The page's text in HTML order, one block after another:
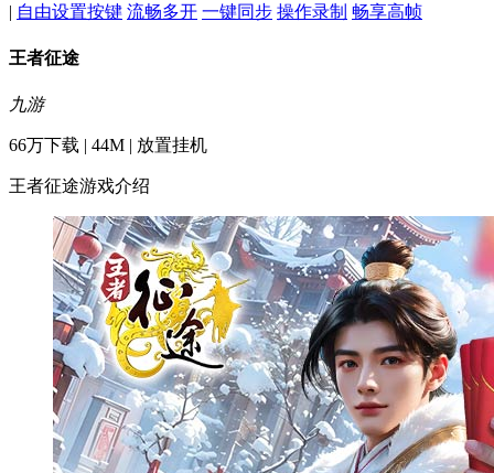
| 自由设置按键 流畅多开 一键同步 操作录制 畅享高帧
王者征途
九游
66万下载 | 44M | 放置挂机
王者征途游戏介绍